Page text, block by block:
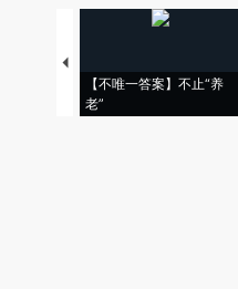
【不唯一答案】不止“养
老”